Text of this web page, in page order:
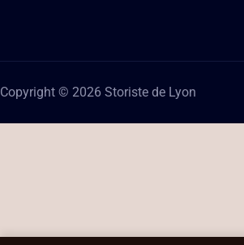
Copyright © 2026 Storiste de Lyon